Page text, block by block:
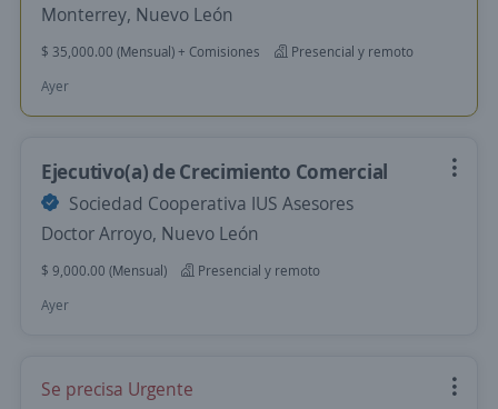
Monterrey, Nuevo León
$ 35,000.00 (Mensual) + Comisiones
Presencial y remoto
Ayer
Ejecutivo(a) de Crecimiento Comercial
Sociedad Cooperativa IUS Asesores
Doctor Arroyo, Nuevo León
$ 9,000.00 (Mensual)
Presencial y remoto
Ayer
Se precisa Urgente